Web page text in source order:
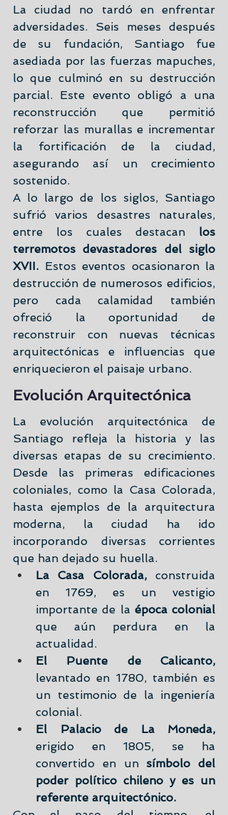
La ciudad no tardó en enfrentar
adversidades. Seis meses después
de su fundación, Santiago fue
asediada por las fuerzas mapuches,
lo que culminó en su destrucción
parcial. Este evento obligó a una
reconstrucción que permitió
reforzar las murallas e incrementar
la fortificación de la ciudad,
asegurando así un crecimiento
sostenido.
A lo largo de los siglos, Santiago
sufrió varios desastres naturales,
entre los cuales destacan los
terremotos devastadores del siglo
XVII. Estos eventos ocasionaron la
destrucción de numerosos edificios,
pero cada calamidad también
ofreció la oportunidad de
reconstruir con nuevas técnicas
arquitectónicas e influencias que
enriquecieron el paisaje urbano.
Evolución Arquitectónica
La evolución arquitectónica de
Santiago refleja la historia y las
diversas etapas de su crecimiento.
Desde las primeras edificaciones
coloniales, como la Casa Colorada,
hasta ejemplos de la arquitectura
moderna, la ciudad ha ido
incorporando diversas corrientes
que han dejado su huella.
La Casa Colorada, construida
en 1769, es un vestigio
importante de la
que aún perdura en la
actualidad.
El Puente de Calicanto,
levantado en 1780, también es
un testimonio de la ingeniería
colonial.
erigido en 1805, se ha
convertido en un símbolo del
poder político chileno y es un
referente arquitectónico.